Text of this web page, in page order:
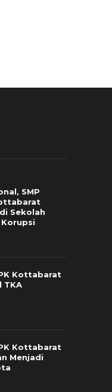
SMP
Sekolah
Kottabarat
TKA
Kottabarat
Menjadi